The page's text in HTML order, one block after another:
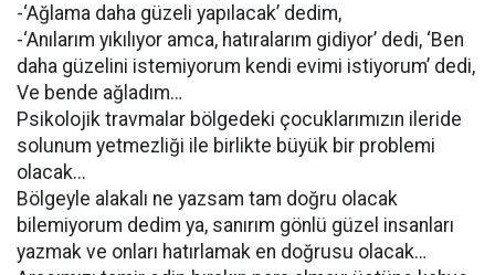
-‘Ağlama daha güzeli yapılacak’ dedim,
-‘Anılarım yıkılıyor amca, hatıralarım gidiyor’ dedi, ‘Ben
daha güzelini istemiyorum kendi evimi istiyorum’ dedi,
Ve bende ağladım…
Psikolojik travmalar bölgedeki çocuklarımızın ileride
solunum yetmezliği ile birlikte büyük bir problemi
olacak...
Bölgeyle alakalı ne yazsam tam doğru olacak
bilemiyorum dedim ya, sanırım gönlü güzel insanları
yazmak ve onları hatırlamak en doğrusu olacak…